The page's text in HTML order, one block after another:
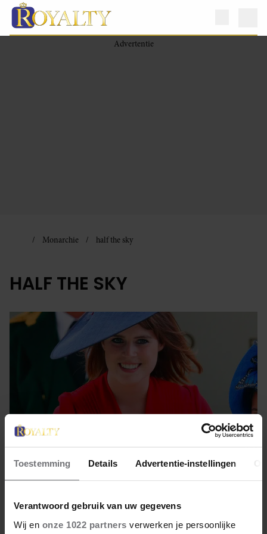
Toestemming Details Advertentie-instellingen
Verantwoord gebruik van uw gegevens
Wij en onze 1022 partners verwerken je persoonlijke
Monarchie half the sky
HALF THE SKY
DIT BOEK VERANDERDE HET